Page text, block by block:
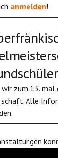
anmelden!
zum 13. mal
Alle